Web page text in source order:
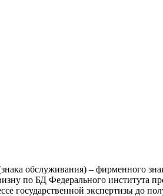
обслуживания) – фирменного
по БД Федерального
государственной экспертизы до